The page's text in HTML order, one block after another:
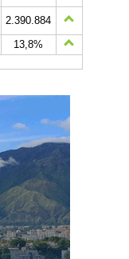
2.390.884
13,8%